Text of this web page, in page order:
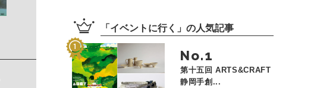
「 イベントに行く 」の人気記事
No.
第十五回 ARTS&CRAFT
静岡手創...